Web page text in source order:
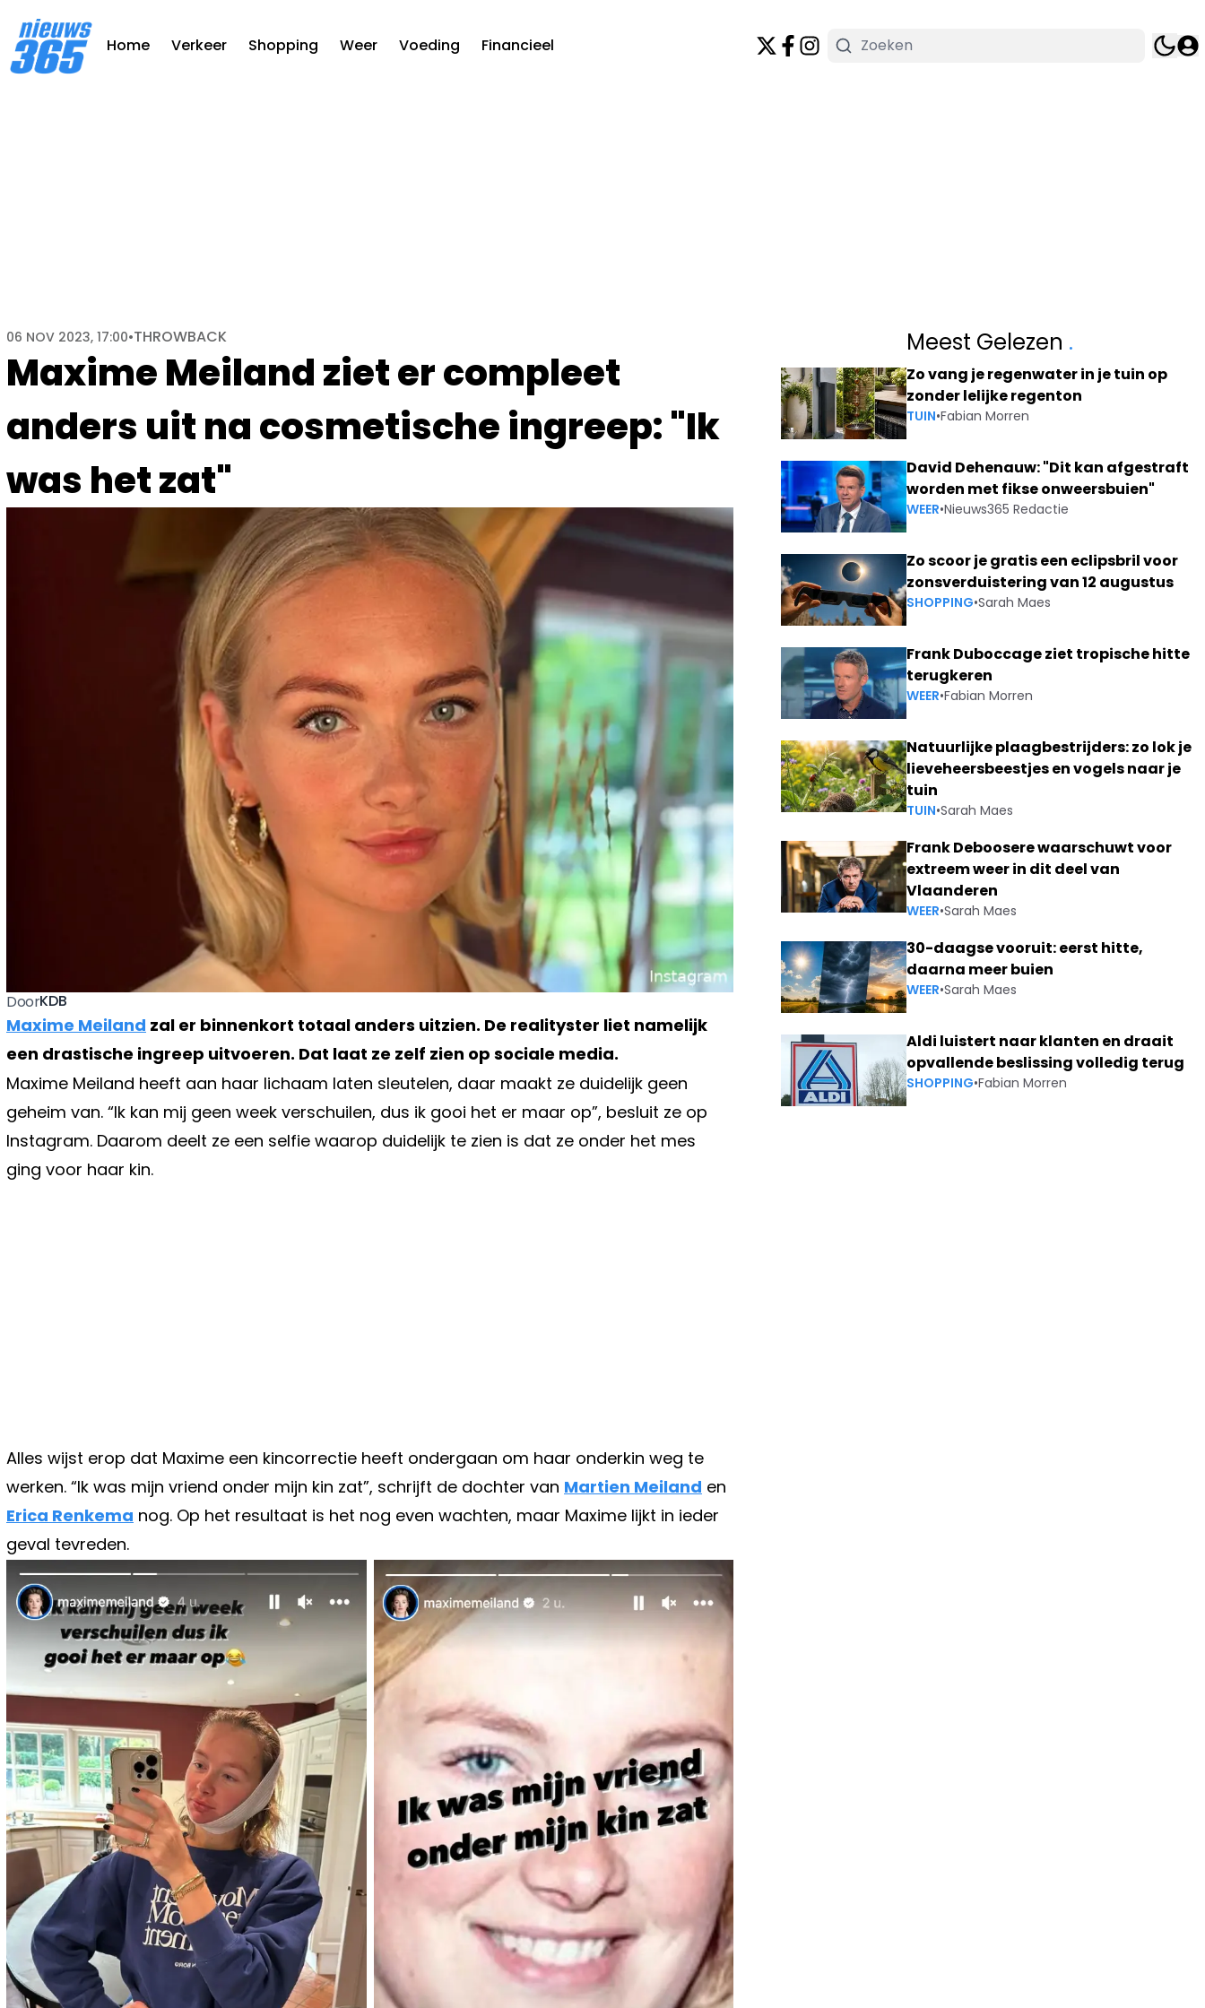
Home Verkeer Shopping Weer Voeding Financieel
Maxime Meiland ziet er compleet
anders uit na cosmetische ingreep: "Ik
was het zat"
06 NOV 2023, 17:00•THROWBACK
DoorKDB
Maxime Meiland zal er binnenkort totaal anders uitzien. De realityster liet namelijk
een drastische ingreep uitvoeren. Dat laat ze zelf zien op sociale media.
Maxime Meiland heeft aan haar lichaam laten sleutelen, daar maakt ze duidelijk geen
geheim van. “Ik kan mij geen week verschuilen, dus ik gooi het er maar op”, besluit ze op
Instagram. Daarom deelt ze een selfie waarop duidelijk te zien is dat ze onder het mes
ging voor haar kin.
Alles wijst erop dat Maxime een kincorrectie heeft ondergaan om haar onderkin weg te
werken. “Ik was mijn vriend onder mijn kin zat”, schrijft de dochter van Martien Meiland en
Erica Renkema nog. Op het resultaat is het nog even wachten, maar Maxime lijkt in ieder
geval tevreden.
Meest Gelezen .
Zo vang je regenwater in je tuin op
zonder lelijke regenton
TUIN•Fabian Morren
David Dehenauw: "Dit kan afgestraft
worden met fikse onweersbuien"
WEER•Nieuws365 Redactie
Zo scoor je gratis een eclipsbril voor
zonsverduistering van 12 augustus
SHOPPING•Sarah Maes
Frank Duboccage ziet tropische hitte
terugkeren
WEER•Fabian Morren
Natuurlijke plaagbestrijders: zo lok je
lieveheersbeestjes en vogels naar je
tuin
TUIN•Sarah Maes
Frank Deboosere waarschuwt voor
extreem weer in dit deel van
Vlaanderen
WEER•Sarah Maes
30-daagse vooruit: eerst hitte,
daarna meer buien
WEER•Sarah Maes
Aldi luistert naar klanten en draait
opvallende beslissing volledig terug
SHOPPING•Fabian Morren